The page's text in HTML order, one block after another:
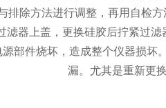
方法进行调整，再用自检方法
滤器上盖，更换硅胶后拧紧过滤
件烧坏，造成整个仪器损坏。
漏。尤其是重新更